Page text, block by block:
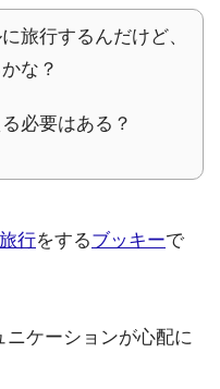
旅行するんだけど、
な？
必要はある？
行をするブッキーで
ケーションが心配に